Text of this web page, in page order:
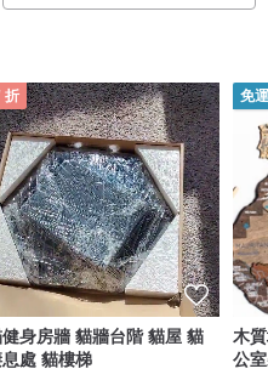
折
身房牆 貓牆台階 貓屋 貓
處 貓樓梯
免
木
公